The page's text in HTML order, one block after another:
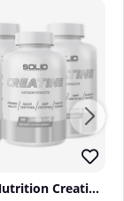
4 x SOLID Nutrition Creatine, 150 mega caps